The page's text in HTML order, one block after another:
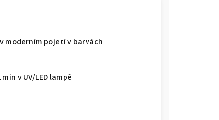
moderním pojetí v barvách
v UV/LED lampě